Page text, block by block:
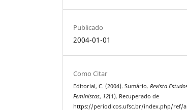
Publicado
2004-01-01
Como Citar
Editorial, C. (2004). Sumário.Revista
Feministas, 12(1). Recuperado de
https://periodicos.ufsc.br/index.php/ref/